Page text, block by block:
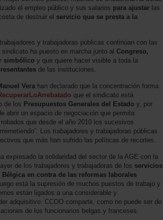
el empleo público y sus salarios para ajustar las
de destruir el servicio que se presta a la
y trabajadoras públicas continúan con las
ha puesto en marcha junto al Congreso,
simbólico y que quiere hacer visible a toda la
de las instituciones.
Vera han declarado que la concentración forma
que el sindicato está
de los Presupuestos Generales del Estado y, por
abrir un espacio de negociación que permita
que desde el año 2010 los sucesivos
Los trabajadores y trabajadoras públicas
que más han sufrido las políticas de recortes.
expresado la solidaridad del sector de la AGE con la
de los trabajadores y trabajadoras de los servicios
en contra de las reformas laborales
está la supresión de muchos puestos de trabajo y
están ligados a una considerable y
adquisitivo. CCOO comparte, como no puede ser de
de los funcionarios belgas y franceses.